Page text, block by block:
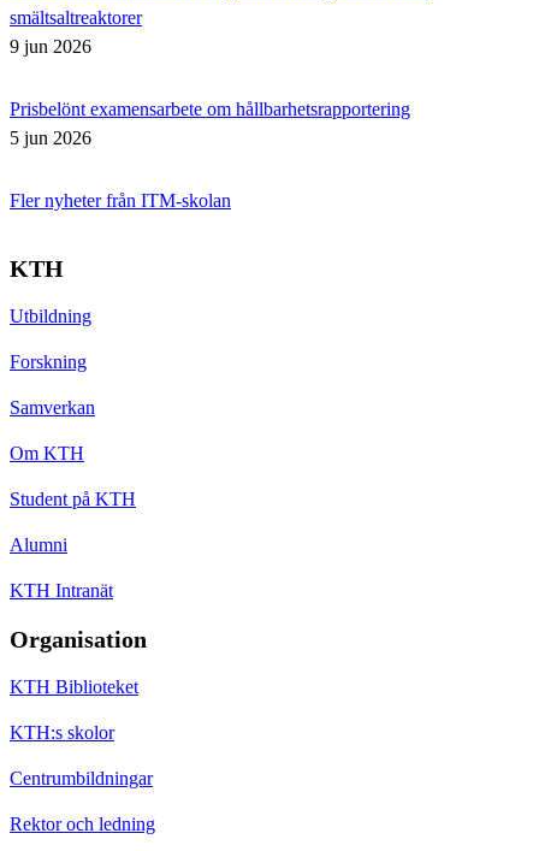
smältsaltreaktorer
9 jun 2026
Prisbelönt examensarbete om hållbarhetsrapportering
5 jun 2026
Fler nyheter från ITM-skolan
KTH
Utbildning
Forskning
Samverkan
Om KTH
Student på KTH
Alumni
KTH Intranät
Organisation
KTH Biblioteket
KTH:s skolor
Centrumbildningar
Rektor och ledning